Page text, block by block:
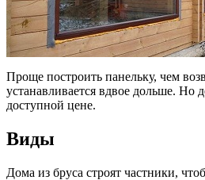
Проще построить панельку, чем
устанавливается вдвое дольше. Но
доступной цене.
Виды
Дома из бруса строят частники,